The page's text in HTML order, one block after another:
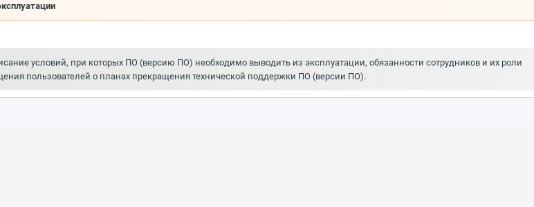
условий, при которых ПО (версию ПО) необходимо выводить из эксплуатации, обязанности сотрудников и их роли
пользователей о планах прекращения технической поддержки ПО (версии ПО).